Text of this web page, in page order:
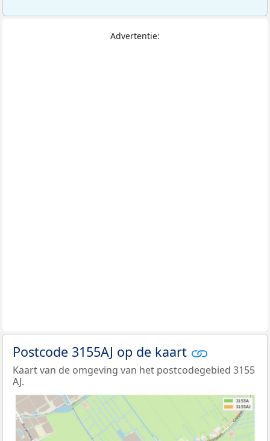
Advertentie:
Postcode 3155AJ op de kaart
Kaart van de omgeving van het postcodegebied 3155
AJ.